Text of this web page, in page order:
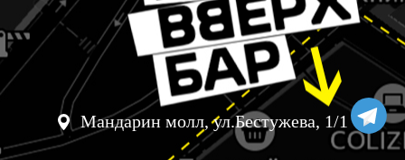
Мандарин молл, ул.Бестужева, 1/1